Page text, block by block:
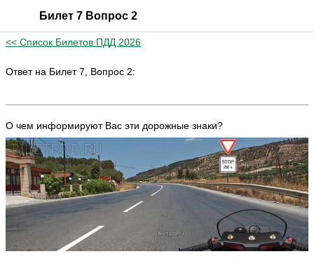
Билет 7 Вопрос 2
<< Список Билетов ПДД 2026
Ответ на Билет 7, Вопрос 2:
О чем информируют Вас эти дорожные знаки?